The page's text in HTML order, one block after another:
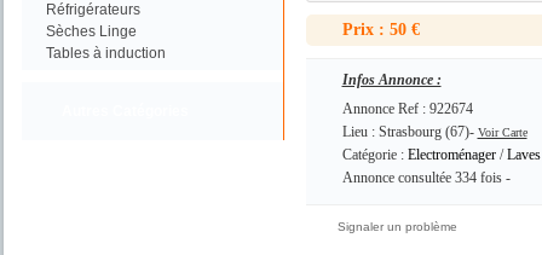
Réfrigérateurs
Sèches Linge
Tables à induction
Prix : 50 €
Infos Annonce :
Annonce Ref : 922674
Lieu : Strasbourg (67)- Voir Carte
Catégorie : Electroménager/
Annonce consultée 334 fois -
Signaler un problème